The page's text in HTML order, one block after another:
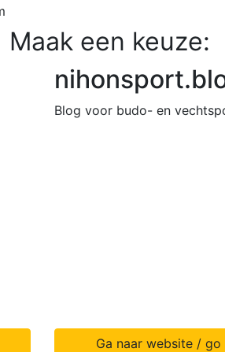
Maak een keuze:
Blog voor budo- en
Ga naar website /